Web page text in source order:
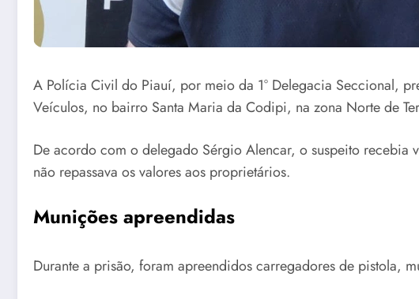
A Polícia Civil do Piauí, por meio da 1° Delegacia Seccional,
Veículos, no bairro Santa Maria da Codipi, na zona Norte de
De acordo com o delegado Sérgio Alencar, o suspeito recebia
não repassava os valores aos proprietários.
Munições apreendidas
Durante a prisão, foram apreendidos carregadores de pistola,